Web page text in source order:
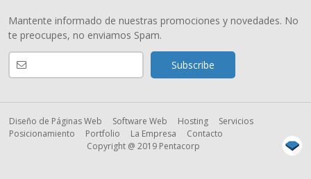
Mantente informado de nuestras promociones y novedades. No
te preocupes, no enviamos Spam.
Diseño de Páginas Web Software Web Hosting
Servicios
Posicionamiento
Portfolio La Empresa
Contacto
Copyright @ 2019 Pentacorp